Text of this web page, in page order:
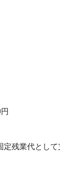
残業代とし